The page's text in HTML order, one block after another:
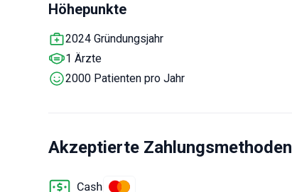
Höhepunkte
2024 Gründungsjahr
1 Ärzte
2000 Patienten pro Jahr
Akzeptierte Zahlungsmethoden